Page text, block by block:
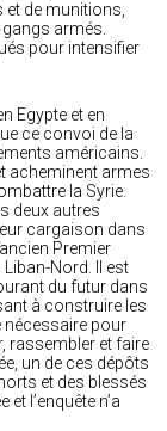
et de munitions,
armés.
pour intensifier
Egypte et en
ce convoi de la
américains.
acheminent armes
la Syrie.
deux autres
cargaison dans
Premier
Nord. Il est
du futur dans
à construire les
nécessaire pour
rassembler et faire
un de ces dépôts
et des blessés
l’enquête n’a